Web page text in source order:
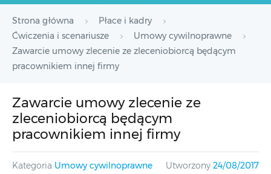
Strona główna
Płace i kadry
Ćwiczenia i scenariusze
Umowy cywilnoprawne
Zawarcie umowy zlecenie ze zleceniobiorcą będącym
pracownikiem innej firmy
Zawarcie umowy zlecenie ze
zleceniobiorcą będącym
pracownikiem innej firmy
Kategoria Umowy cywilnoprawne Utworzony 24/08/2017